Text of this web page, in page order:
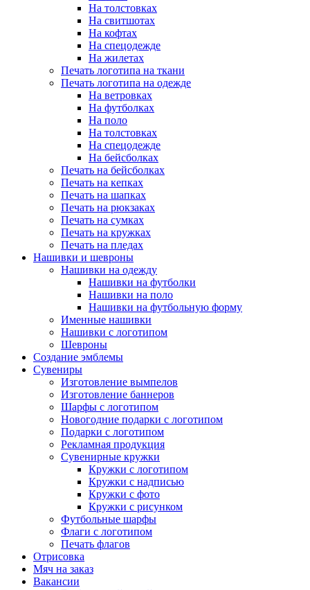
На толстовках
На свитшотах
На кофтах
На спецодежде
На жилетах
Печать логотипа на ткани
Печать логотипа на одежде
На ветровках
На футболках
На поло
На толстовках
На спецодежде
На бейсболках
Печать на бейсболках
Печать на кепках
Печать на шапках
Печать на рюкзаках
Печать на сумках
Печать на кружках
Печать на пледах
Нашивки и шевроны
Нашивки на одежду
Нашивки на футболки
Нашивки на поло
Нашивки на футбольную форму
Именные нашивки
Нашивки с логотипом
Шевроны
Создание эмблемы
Сувениры
Изготовление вымпелов
Изготовление баннеров
Шарфы с логотипом
Новогодние подарки с логотипом
Подарки с логотипом
Рекламная продукция
Сувенирные кружки
Кружки с логотипом
Кружки с надписью
Кружки с фото
Кружки с рисунком
Футбольные шарфы
Флаги с логотипом
Печать флагов
Отрисовка
Мяч на заказ
Вакансии